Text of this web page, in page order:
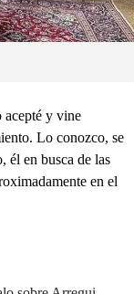
acepté y vine
Lo conozco, se
él en busca de las
en el